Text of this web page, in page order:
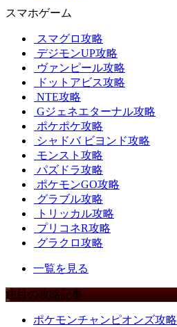
スマホゲーム
スマグロ攻略
デジモンUP攻略
ヴァンピール攻略
ドットアビス攻略
NTE攻略
Gジェネエターナル攻略
ポケポケ攻略
シャドバ ビヨンド攻略
モンスト攻略
パズドラ攻略
ポケモンGO攻略
グラブル攻略
トリッカル攻略
プリコネR攻略
グラクロ攻略
一覧を見る
注目の攻略記事
ポケモンチャンピオンズ攻略